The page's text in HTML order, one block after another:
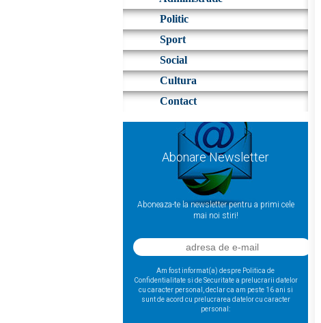
Politic
Sport
Social
Cultura
Contact
Abonare Newsletter
Aboneaza-te la newsletter pentru a primi cele
mai noi stiri!
Am fost informat(a) despre Politica de
Confidentialitate si de Securitate a prelucrarii datelor
cu caracter personal, declar ca am peste 16 ani si
sunt de acord cu prelucrarea datelor cu caracter
personal: